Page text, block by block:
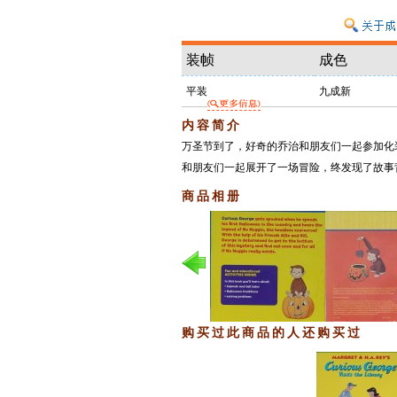
装帧 成色
平装 九成新
内容简介
万圣节到了，好奇的乔治和朋友们一起参加
和朋友们一起展开了一场冒险，终发现了故
商品相册
购买过此商品的人还购买过